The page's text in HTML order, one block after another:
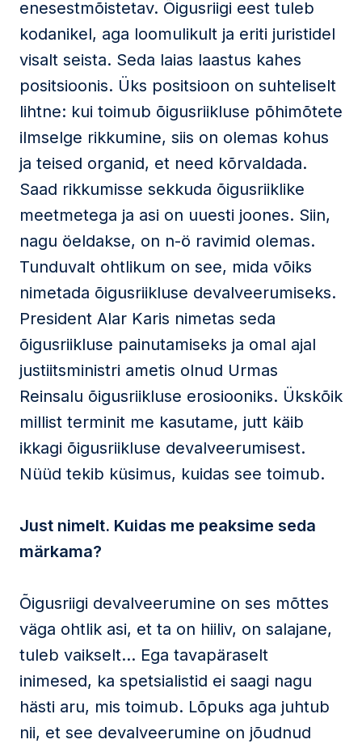
enesestmõistetav. Õigusriigi eest tuleb
kodanikel, aga loomulikult ja eriti juristidel
visalt seista. Seda laias laastus kahes
positsioonis. Üks positsioon on suhteliselt
lihtne: kui toimub õigusriikluse põhimõtete
ilmselge rikkumine, siis on olemas kohus
ja teised organid, et need kõrvaldada.
Saad rikkumisse sekkuda õigusriiklike
meetmetega ja asi on uuesti joones. Siin,
nagu öeldakse, on n-ö ravimid olemas.
Tunduvalt ohtlikum on see, mida võiks
nimetada õigusriikluse devalveerumiseks.
President Alar Karis nimetas seda
õigusriikluse painutamiseks ja omal ajal
justiitsministri ametis olnud Urmas
Reinsalu õigusriikluse erosiooniks. Ükskõik
millist terminit me kasutame, jutt käib
ikkagi õigusriikluse devalveerumisest.
Nüüd tekib küsimus, kuidas see toimub.
Just nimelt. Kuidas me peaksime seda
märkama?
Õigusriigi devalveerumine on ses mõttes
väga ohtlik asi, et ta on hiiliv, on salajane,
tuleb vaikselt… Ega tavapäraselt
inimesed, ka spetsialistid ei saagi nagu
hästi aru, mis toimub. Lõpuks aga juhtub
nii, et see devalveerumine on jõudnud